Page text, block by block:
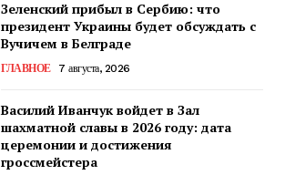
Зеленский прибыл в Сербию: что
президент Украины будет обсуждать с
Вучичем в Белграде
ГЛАВНОЕ 7 августа, 2026
Василий Иванчук войдет в Зал
шахматной славы в 2026 году: дата
церемонии и достижения
гроссмейстера